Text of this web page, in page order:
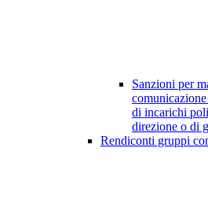
Sanzioni per
di incarichi
direzione o di
Rendiconti gruppi